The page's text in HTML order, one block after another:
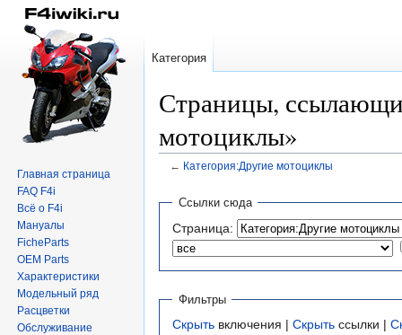
Страницы,
мотоциклы»
← Категория:Другие мотоциклы
Перейти
навигации
Перейти
поиску
Ссылки сюда
Страница:
Фильтры
Скрыть включения | Скрыть ссылки |
Категория
Главная страница
FAQ F4i
Всё о F4i
Мануалы
FicheParts
OEM Parts
Характеристики
Модельный ряд
Расцветки
Обслуживание